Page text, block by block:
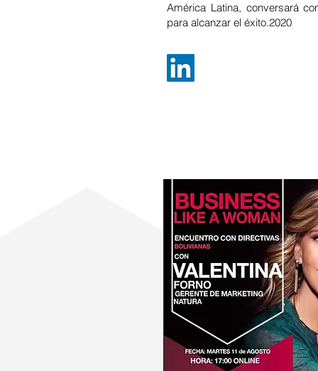
América Latina, conversará
para alcanzar el éxito.2020